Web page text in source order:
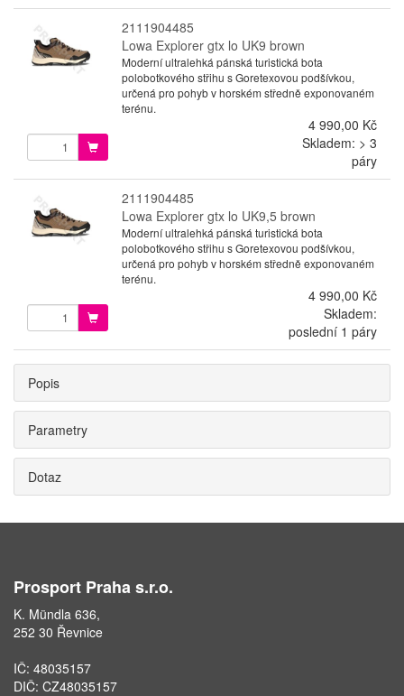
2111904485
Lowa Explorer gtx lo UK9 brown
Moderní ultralehká pánská turistická bota
polobotkového střihu s Goretexovou podšívkou,
určená pro pohyb v horském středně exponovaném
terénu.
4 990,00 Kč
Skladem: > 3
páry
2111904485
Lowa Explorer gtx lo UK9,5 brown
Moderní ultralehká pánská turistická bota
polobotkového střihu s Goretexovou podšívkou,
určená pro pohyb v horském středně exponovaném
terénu.
4 990,00 Kč
Skladem:
poslední 1 páry
Popis
Parametry
Dotaz
Prosport Praha s.r.o.
K. Mündla 636,
252 30 Řevnice
IČ: 48035157
DIČ: CZ48035157